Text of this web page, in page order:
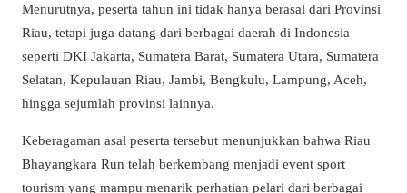
Menurutnya, peserta tahun ini tidak hanya berasal dari Provinsi
Riau, tetapi juga datang dari berbagai daerah di Indonesia
seperti DKI Jakarta, Sumatera Barat, Sumatera Utara, Sumatera
Selatan, Kepulauan Riau, Jambi, Bengkulu, Lampung, Aceh,
hingga sejumlah provinsi lainnya.
Keberagaman asal peserta tersebut menunjukkan bahwa Riau
Bhayangkara Run telah berkembang menjadi event sport
tourism yang mampu menarik perhatian pelari dari berbagai